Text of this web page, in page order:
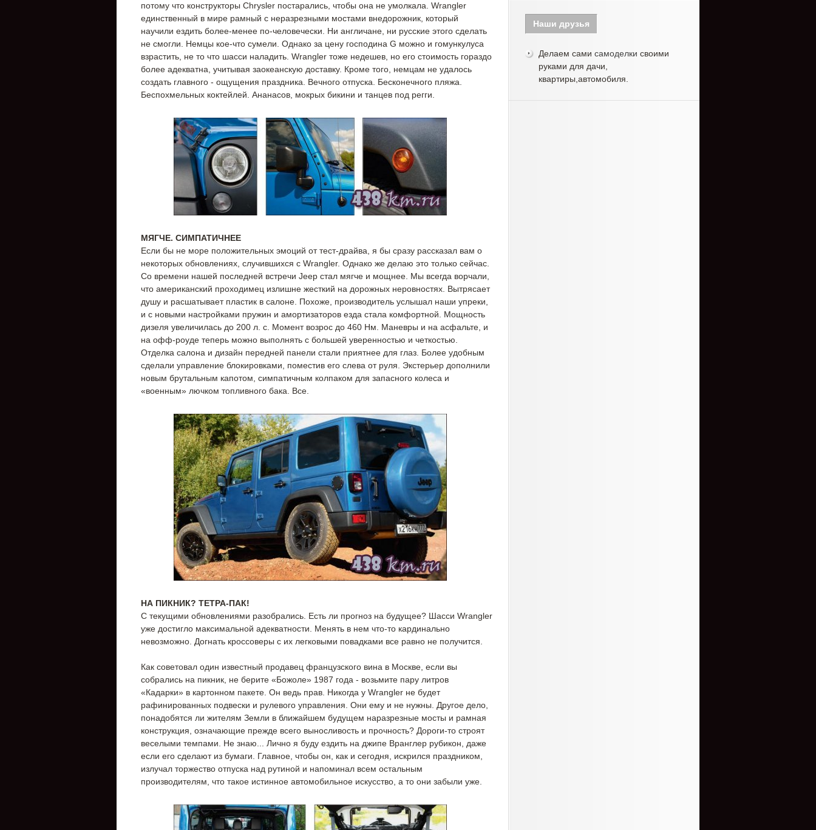
потому что конструкторы Chrysler постарались, чтобы она не умолкала. Wrangler
единственный в мире рамный с неразрезными мостами внедорожник, который
научили ездить более-менее по-человечески. Ни англичане, ни русские этого сделать
не смогли. Немцы кое-что сумели. Однако за цену господина G можно и гомункулуса
взрастить, не то что шасси наладить. Wrangler тоже недешев, но его стоимость гораздо
более адекватна, учитывая заокеанскую доставку. Кроме того, немцам не удалось
создать главного - ощущения праздника. Вечного отпуска. Бесконечного пляжа.
Беспохмельных коктейлей. Ананасов, мокрых бикини и танцев под регги.
МЯГЧЕ. СИМПАТИЧНЕЕ
Если бы не море положительных эмоций от тест-драйва, я бы сразу рассказал вам о
некоторых обновлениях, случившихся с Wrangler. Однако же делаю это только сейчас.
Со времени нашей последней встречи Jeep стал мягче и мощнее. Мы всегда ворчали,
что американский проходимец излишне жесткий на дорожных неровностях. Вытрясает
душу и расшатывает пластик в салоне. Похоже, производитель услышал наши упреки,
и с новыми настройками пружин и амортизаторов езда стала комфортной. Мощность
дизеля увеличилась до 200 л. с. Момент возрос до 460 Нм. Маневры и на асфальте, и
на офф-роуде теперь можно выполнять с большей уверенностью и четкостью.
Отделка салона и дизайн передней панели стали приятнее для глаз. Более удобным
сделали управление блокировками, поместив его слева от руля. Экстерьер дополнили
новым брутальным капотом, симпатичным колпаком для запасного колеса и
«военным» лючком топливного бака. Все.
НА ПИКНИК? ТЕТРА-ПАК!
С текущими обновлениями разобрались. Есть ли прогноз на будущее? Шасси Wrangler
уже достигло максимальной адекватности. Менять в нем что-то кардинально
невозможно. Догнать кроссоверы с их легковыми повадками все равно не получится.
Как советовал один известный продавец французского вина в Москве, если вы
собрались на пикник, не берите «Божоле» 1987 года - возьмите пару литров
«Кадарки» в картонном пакете. Он ведь прав. Никогда у Wrangler не будет
рафинированных подвески и рулевого управления. Они ему и не нужны. Другое дело,
понадобятся ли жителям Земли в ближайшем будущем наразрезные мосты и рамная
конструкция, означающие прежде всего выносливость и прочность? Дороги-то строят
веселыми темпами. Не знаю... Лично я буду ездить на джипе Вранглер рубикон, даже
если его сделают из бумаги. Главное, чтобы он, как и сегодня, искрился праздником,
излучал торжество отпуска над рутиной и напоминал всем остальным
производителям, что такое истинное автомобильное искусство, а то они забыли уже.
Наши друзья
Делаем сами самоделки своими
руками для дачи,
квартиры,автомобиля.